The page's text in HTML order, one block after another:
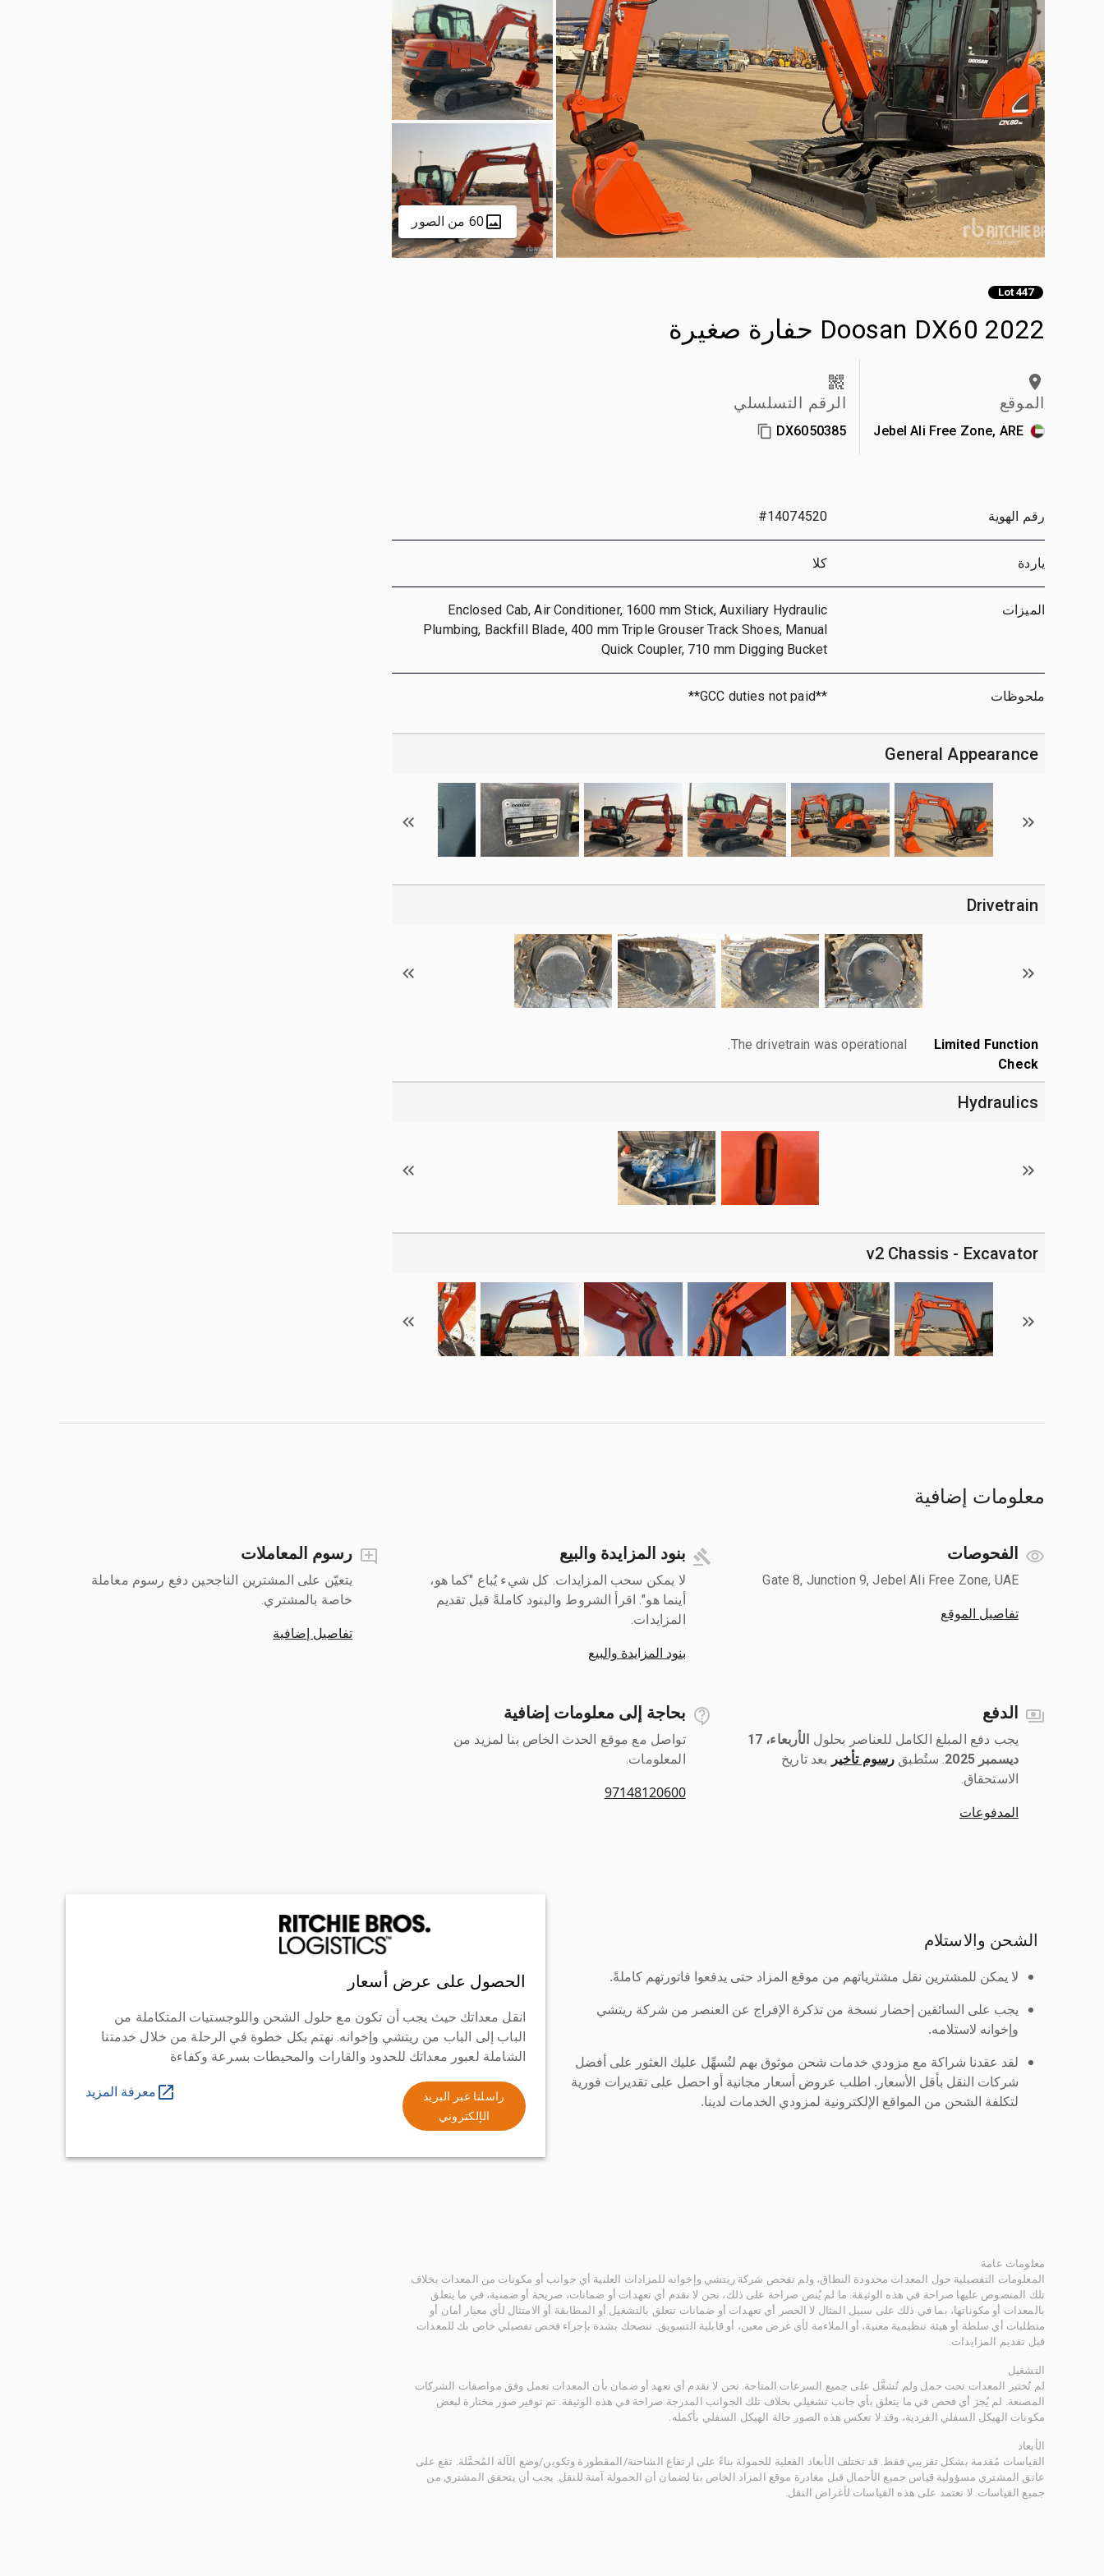
60 من الصور
Lot 447
2022 Doosan DX60 حفارة صغيرة
الموقع
Jebel Ali Free Zone, ARE
الرقم التسلسلي
DX6050385
رقم الهوية #14074520
ياردة كلا
الميزات
Enclosed Cab, Air Conditioner, 1600 mm Stick, Auxiliary Hydraulic
Plumbing, Backfill Blade, 400 mm Triple Grouser Track Shoes, Manual
Quick Coupler, 710 mm Digging Bucket
ملحوظات **GCC duties not paid**
General Appearance
Drivetrain
Limited Function
Check
The drivetrain was operational.
Hydraulics
v2 Chassis - Excavator
معلومات إضافية
الفحوصات
Gate 8, Junction 9, Jebel Ali Free Zone, UAE
تفاصيل الموقع
بنود المزايدة والبيع
لا يمكن سحب المزايدات. كل شيء يُباع "كما هو،
أينما هو". اقرأ الشروط والبنود كاملةً قبل تقديم
المزايدات.
بنود المزايدة والبيع
رسوم المعاملات
يتعيّن على المشترين الناجحين دفع رسوم معاملة
خاصة بالمشتري.
تفاصيل إضافية
الدفع
يجب دفع المبلغ الكامل للعناصر بحلول ‎
الأربعاء، 17
ديسمبر 2025
‎. ستُطبق رسوم تأخير بعد تاريخ
الاستحقاق.
المدفوعات
بحاجة إلى معلومات إضافية
تواصل مع موقع الحدث الخاص بنا لمزيد من
المعلومات.
97148120600
الشحن والاستلام
لا يمكن للمشترين نقل مشترياتهم من موقع المزاد حتى يدفعوا فاتورتهم كاملةً.
يجب على السائقين إحضار نسخة من تذكرة الإفراج عن العنصر من شركة ريتشي
وإخوانه لاستلامه.
لقد عقدنا شراكة مع مزودي خدمات شحن موثوق بهم لنُسهِّل عليك العثور على أفضل
شركات النقل بأقل الأسعار. اطلب عروض أسعار مجانية أو احصل على تقديرات فورية
لتكلفة الشحن من المواقع الإلكترونية لمزودي الخدمات لدينا.
الحصول على عرض أسعار
انقل معداتك حيث يجب أن تكون مع حلول الشحن واللوجستيات المتكاملة من
الباب إلى الباب من ريتشي وإخوانه. نهتم بكل خطوة في الرحلة من خلال خدمتنا
الشاملة لعبور معداتك للحدود والقارات والمحيطات بسرعة وكفاءة
راسلنا عبر البريد
الإلكتروني
معرفة المزيد
معلومات عامة
المعلومات التفصيلية حول المعدات محدودة النطاق، ولم تفحص شركة ريتشي وإخوانه للمزادات العلنية أي جوانب أو مكونات من المعدات بخلاف
تلك المنصوص عليها صراحة في هذه الوثيقة. ما لم يُنص صراحة على ذلك، نحن لا نقدم أي تعهدات أو ضمانات، صريحة أو ضمنية، في ما يتعلق
بالمعدات أو مكوناتها، بما في ذلك على سبيل المثال لا الحصر أي تعهدات أو ضمانات تتعلق بالتشغيل أو المطابقة أو الامتثال لأي معيار أمان أو
متطلبات أي سلطة أو هيئة تنظيمية معنية، أو الملاءمة لأي غرض معين، أو قابلية التسويق. ننصحك بشدة بإجراء فحص تفصيلي خاص بك للمعدات
قبل تقديم المزايدات.
التشغيل
لم تُختبر المعدات تحت حمل ولم تُشغَّل على جميع السرعات المتاحة. نحن لا نقدم أي تعهد أو ضمان بأن المعدات تعمل وفق مواصفات الشركات
المصنعة. لم يُجرَ أي فحص في ما يتعلق بأي جانب تشغيلي بخلاف تلك الجوانب المدرجة صراحة في هذه الوثيقة. تم توفير صور مختارة لبعض
مكونات الهيكل السفلي الفردية، وقد لا تعكس هذه الصور حالة الهيكل السفلي بأكمله.
الأبعاد
القياسات مُقدمة بشكل تقريبي فقط. قد تختلف الأبعاد الفعلية للحمولة بناءً على ارتفاع الشاحنة/المقطورة وتكوين/وضع الآلة المُحمَّلة. تقع على
عاتق المشتري مسؤولية قياس جميع الأحمال قبل مغادرة موقع المزاد الخاص بنا لضمان أن الحمولة آمنة للنقل. يجب أن يتحقق المشتري من
جميع القياسات. لا تعتمد على هذه القياسات لأغراض النقل.